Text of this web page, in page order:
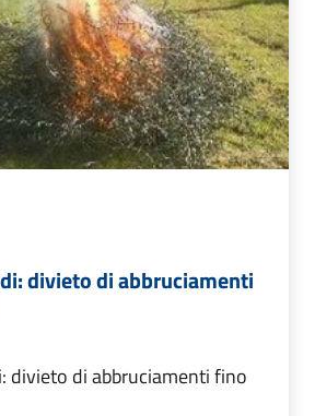
divieto di abbruciamenti
divieto di abbruciamenti fino